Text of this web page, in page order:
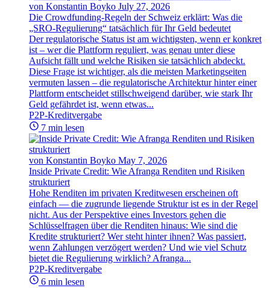
von Konstantin Boyko July 27, 2026
Die Crowdfunding-Regeln der Schweiz erklärt: Was die
„SRO-Regulierung“ tatsächlich für Ihr Geld bedeutet
Der regulatorische Status ist am wichtigsten, wenn er konkret
ist – wer die Plattform reguliert, was genau unter diese
Aufsicht fällt und welche Risiken sie tatsächlich abdeckt.
Diese Frage ist wichtiger, als die meisten Marketingseiten
vermuten lassen – die regulatorische Architektur hinter einer
Plattform entscheidet stillschweigend darüber, wie stark Ihr
Geld gefährdet ist, wenn etwas...
P2P-Kreditvergabe
7 min lesen
von Konstantin Boyko May 7, 2026
Inside Private Credit: Wie Afranga Renditen und Risiken
strukturiert
Hohe Renditen im privaten Kreditwesen erscheinen oft
einfach — die zugrunde liegende Struktur ist es in der Regel
nicht. Aus der Perspektive eines Investors gehen die
Schlüsselfragen über die Renditen hinaus: Wie sind die
Kredite strukturiert? Wer steht hinter ihnen? Was passiert,
wenn Zahlungen verzögert werden? Und wie viel Schutz
bietet die Regulierung wirklich? Afranga...
P2P-Kreditvergabe
6 min lesen